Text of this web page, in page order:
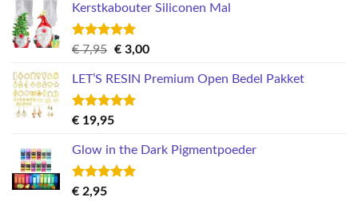
Kerstkabouter Siliconen Mal
Gewaardeerd
€7,95 Oorspronkelijke
was:
€ 7,95.
€3,00Huidige
is:
LET’S RESIN Premium Open Bedel Pakket
Gewaardeerd
€ 19,95
Glow in the Dark Pigmentpoeder
Gewaardeerd
€ 2,95